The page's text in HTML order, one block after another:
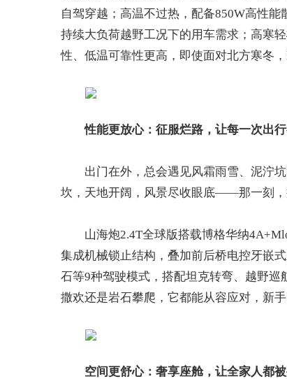
自驾穿越；高温不过热，配备850W高性
持续大负荷越野工况下的用车需求；高寒
性、低温可靠性更高，即使面对北方寒冬
性能更放心：征服烂路，让每一次出
出门在外，总会遇见风霜雨雪、泥泞
坎，天地开阔，风景尽收眼底——那一刻，
山海炮2.4T全球版搭载博格华纳
集成机械锁止结构，叠加前后桥电控牙嵌
石等9种驾驶模式，搭配坦克转弯、越野
撒欢还是岩石攀爬，它都能从容应对，新
空间更舒心：奢享座舱， 让全家人都被